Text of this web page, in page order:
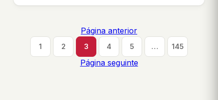
Página anterior
1 2 3 4 5 … 145
Página seguinte